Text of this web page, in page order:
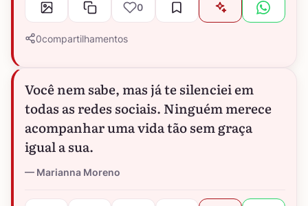
0
0compartilhamentos
Você nem sabe, mas já te silenciei em
todas as redes sociais. Ninguém merece
acompanhar uma vida tão sem graça
igual a sua.
Marianna Moreno